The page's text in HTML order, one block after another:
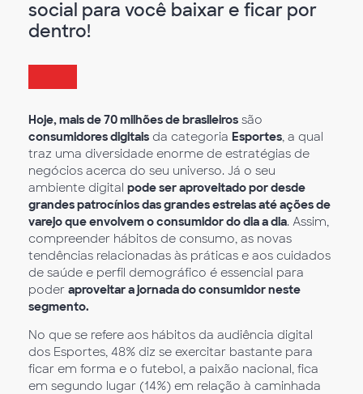
social para você baixar e ficar por
dentro!
Hoje, mais de 70 milhões de brasileiros são
consumidores digitais da categoria Esportes, a qual
traz uma diversidade enorme de estratégias de
negócios acerca do seu universo. Já o seu
ambiente digital pode ser aproveitado por desde
grandes patrocínios das grandes estrelas até ações de
varejo que envolvem o consumidor do dia a dia. Assim,
compreender hábitos de consumo, as novas
tendências relacionadas às práticas e aos cuidados
de saúde e perfil demográfico é essencial para
poder aproveitar a jornada do consumidor neste
segmento.
No que se refere aos hábitos da audiência digital
dos Esportes, 48% diz se exercitar bastante para
ficar em forma e o futebol, a paixão nacional, fica
em segundo lugar (14%) em relação à caminhada